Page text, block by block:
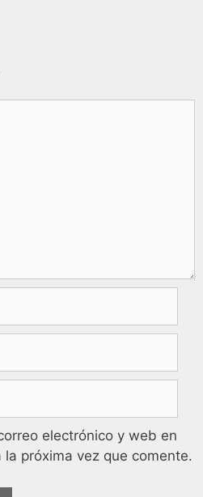
electrónico y web en
próxima vez que comente.